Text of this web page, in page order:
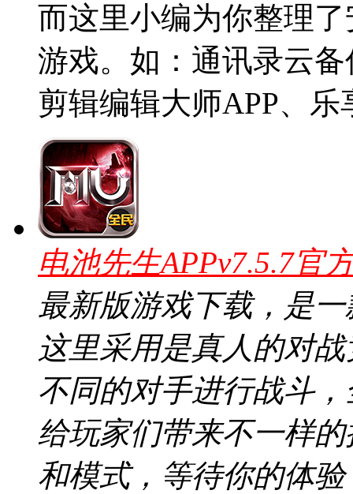
而这里小编为你整理
游戏。如：通讯录云
剪辑编辑大师APP、
电池先生APPv7.5.7官
最新版游戏下载，是
这里采用是真人的对
不同的对手进行战斗
给玩家们带来不一样
和模式，等待你的体